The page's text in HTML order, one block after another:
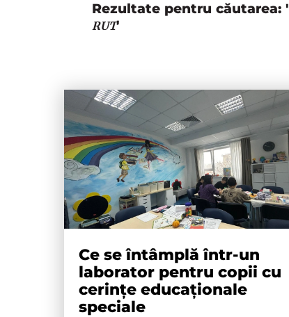
Rezultate pentru căutarea: '
RUT'
Ce se întâmplă într-un
laborator pentru copii cu
cerințe educaționale
speciale